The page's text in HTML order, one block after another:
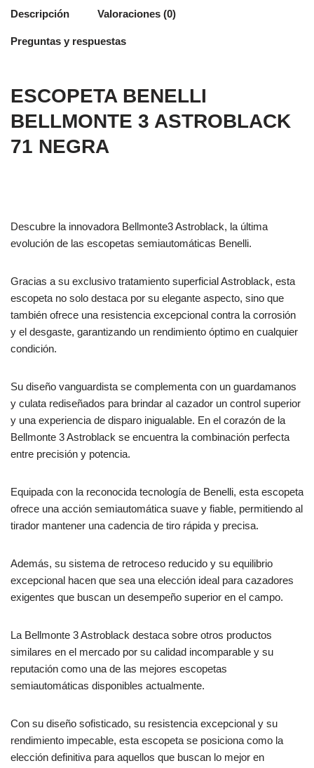
Descripción Valoraciones (0)
Preguntas y respuestas
ESCOPETA BENELLI
BELLMONTE 3 ASTROBLACK
71 NEGRA
Descubre la innovadora Bellmonte3 Astroblack, la última
evolución de las escopetas semiautomáticas Benelli.
Gracias a su exclusivo tratamiento superficial Astroblack, esta
escopeta no solo destaca por su elegante aspecto, sino que
también ofrece una resistencia excepcional contra la corrosión
y el desgaste, garantizando un rendimiento óptimo en cualquier
condición.
Su diseño vanguardista se complementa con un guardamanos
y culata rediseñados para brindar al cazador un control superior
y una experiencia de disparo inigualable. En el corazón de la
Bellmonte 3 Astroblack se encuentra la combinación perfecta
entre precisión y potencia.
Equipada con la reconocida tecnología de Benelli, esta escopeta
ofrece una acción semiautomática suave y fiable, permitiendo al
tirador mantener una cadencia de tiro rápida y precisa.
Además, su sistema de retroceso reducido y su equilibrio
excepcional hacen que sea una elección ideal para cazadores
exigentes que buscan un desempeño superior en el campo.
La Bellmonte 3 Astroblack destaca sobre otros productos
similares en el mercado por su calidad incomparable y su
reputación como una de las mejores escopetas
semiautomáticas disponibles actualmente.
Con su diseño sofisticado, su resistencia excepcional y su
rendimiento impecable, esta escopeta se posiciona como la
elección definitiva para aquellos que buscan lo mejor en